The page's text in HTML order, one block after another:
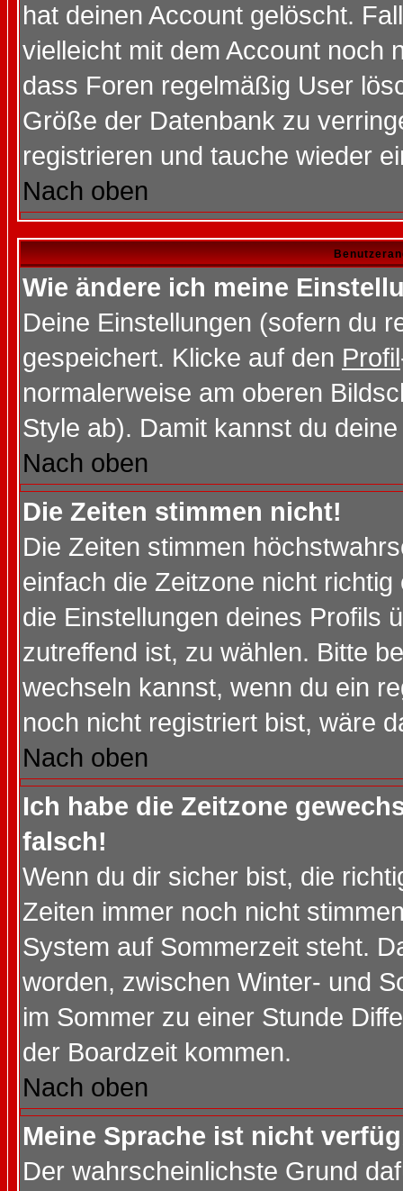
hat deinen Account gelöscht.
vielleicht mit dem Account noch
dass Foren regelmäßig User
Größe der Datenbank zu
registrieren und tauche wieder
Nach oben
Wie ändere ich meine
Deine Einstellungen (sofern du
gespeichert. Klicke auf den Profil
normalerweise am oberen
Style ab). Damit kannst du
Nach oben
Die Zeiten stimmen nicht!
Die Zeiten stimmen
einfach die Zeitzone nicht
die Einstellungen deines Profils
zutreffend ist, zu wählen. Bitte
wechseln kannst, wenn du ein
noch nicht registriert bist, wäre
Nach oben
Ich habe die Zeitzone
falsch!
Wenn du dir sicher bist, die
Zeiten immer noch nicht
System auf Sommerzeit steht.
worden, zwischen Winter- und
im Sommer zu einer Stunde
der Boardzeit kommen.
Nach oben
Meine Sprache ist nicht
Der wahrscheinlichste Grund